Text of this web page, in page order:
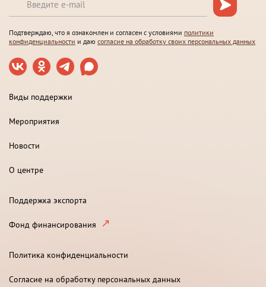
Подтверждаю, что я ознакомлен и согласен с условиями политики
конфиденциальности и даю согласие на обработку своих персональных данных
Виды поддержки
Мероприятия
Новости
О центре
Поддержка экспорта
Фонд финансирования
Политика конфиденциальности
Согласие на обработку персональных данных